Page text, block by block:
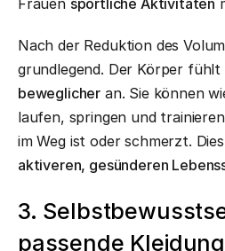
Nach der Reduktion des
grundlegend. Der Körper fühlt
beweglicher an. Sie können
laufen, springen und
im Weg ist oder schmerzt.
aktiveren, gesünderen
3.
passende Kleidung